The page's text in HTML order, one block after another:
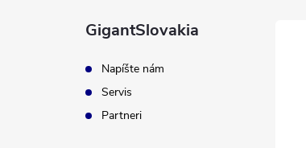
GigantSlovakia
Napíšte nám
Servis
Partneri